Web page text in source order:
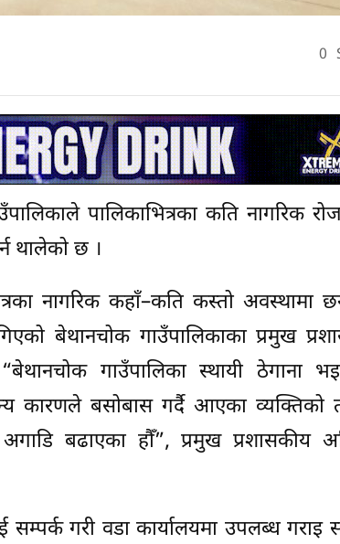
0
पालिकाभित्रका कति नागरिक
थालेको छ ।
नागरिक कहाँ–कति कस्तो अवस्थामा
बेथानचोक गाउँपालिकाका प्रमुख
गाउँपालिका स्थायी ठेगाना
कारणले बसोबास गर्दै आएका व्यक्तिको
बढाएका हौँ”, प्रमुख प्रशासकीय
सम्पर्क गरी वडा कार्यालयमा उपलब्ध गराइ